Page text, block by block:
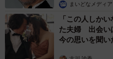
まいどなメディア
「この人しか
た夫婦 出会い
今の思いを聞い